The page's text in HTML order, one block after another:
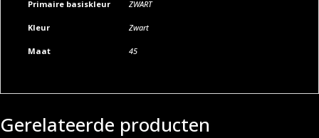
Primaire basiskleur ZWART
Kleur Zwart
Maat 45
Gerelateerde producten